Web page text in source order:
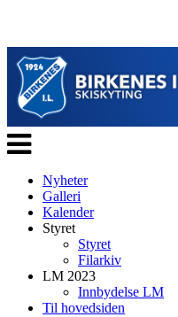
Veksle
navigasjon
Nyheter
Galleri
Kalender
Styret
Styret
Filarkiv
LM 2023
Innbydelse LM
Til hovedsiden